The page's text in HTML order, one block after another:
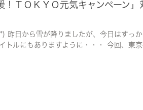
！ＴＯＫＹＯ元気キャンペーン
昨日から雪が降りましたが、今日はすっ
トルにもありますように・・・ 今回、東